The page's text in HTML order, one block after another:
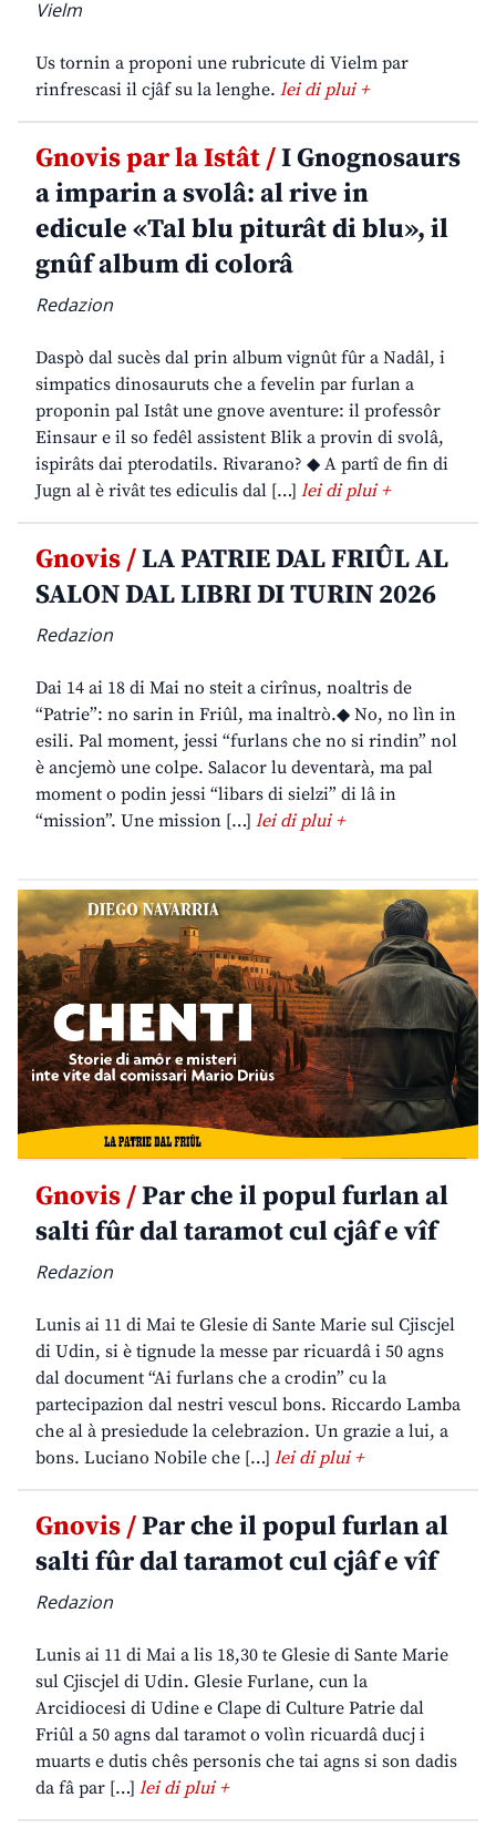
Vielm
Us tornin a proponi une rubricute di Vielm par
rinfrescasi il cjâf su la lenghe. lei di plui +
Gnovis par la Istât /I Gnognosaurs
a imparin a svolâ: al rive in
edicule «Tal blu piturât di blu», il
gnûf album di colorâ
Redazion
Daspò dal sucès dal prin album vignût fûr a Nadâl, i
simpatics dinosauruts che a fevelin par furlan a
proponin pal Istât une gnove aventure: il professôr
Einsaur e il so fedêl assistent Blik a provin di svolâ,
ispirâts dai pterodatils. Rivarano? ◆ A partî de fin di
Jugn al è rivât tes ediculis dal […] lei di plui +
Gnovis /LA PATRIE DAL FRIÛL AL
SALON DAL LIBRI DI TURIN 2026
Redazion
Dai 14 ai 18 di Mai no steit a cirînus, noaltris de
“Patrie”: no sarin in Friûl, ma inaltrò.◆ No, no lìn in
esili. Pal moment, jessi “furlans che no si rindin” nol
è ancjemò une colpe. Salacor lu deventarà, ma pal
moment o podin jessi “libars di sielzi” di lâ in
“mission”. Une mission […] lei di plui +
Gnovis /Par che il popul furlan al
salti fûr dal taramot cul cjâf e vîf
Redazion
Lunis ai 11 di Mai te Glesie di Sante Marie sul Cjiscjel
di Udin, si è tignude la messe par ricuardâ i 50 agns
dal document “Ai furlans che a crodin” cu la
partecipazion dal nestri vescul bons. Riccardo Lamba
che al à presiedude la celebrazion. Un grazie a lui, a
bons. Luciano Nobile che […] lei di plui +
Gnovis /Par che il popul furlan al
salti fûr dal taramot cul cjâf e vîf
Redazion
Lunis ai 11 di Mai a lis 18,30 te Glesie di Sante Marie
sul Cjiscjel di Udin. Glesie Furlane, cun la
Arcidiocesi di Udine e Clape di Culture Patrie dal
Friûl a 50 agns dal taramot o volìn ricuardâ ducj i
muarts e dutis chês personis che tai agns si son dadis
da fâ par […] lei di plui +